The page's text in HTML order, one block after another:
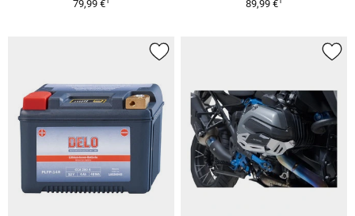
79,99 € 89,99 €